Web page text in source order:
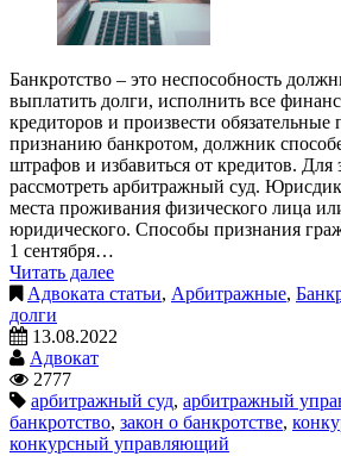
Банкротство – это неспособность
выплатить долги, исполнить все
кредиторов и произвести обязательные
признанию банкротом, должник
штрафов и избавиться от кредитов. Для
рассмотреть арбитражный суд.
места проживания физического лица
юридического. Способы признания
1 сентября…
Читать далее
Адвоката статьи, Арбитражные,
долги
13.08.2022
Адвокат
2777
арбитражный суд, арбитражный
банкротство, закон о банкротстве,
конкурсный управляющий